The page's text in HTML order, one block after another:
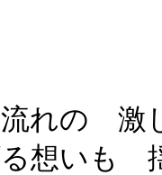
の 激
いも 揺